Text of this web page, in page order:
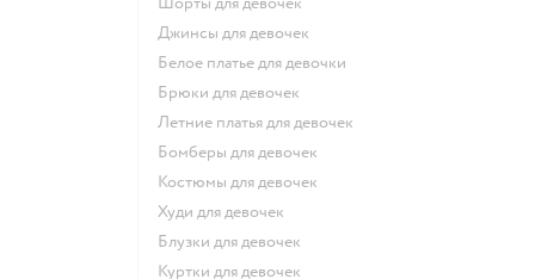
Джинсы для девочек
Белое платье для девочки
Брюки для девочек
Летние платья для девочек
Бомберы для девочек
Костюмы для девочек
Худи для девочек
Блузки для девочек
Куртки для девочек